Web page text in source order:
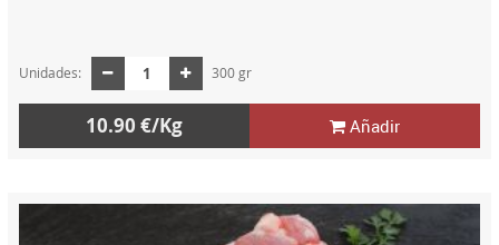
Unidades: 300 gr
10.90 €/Kg Añadir